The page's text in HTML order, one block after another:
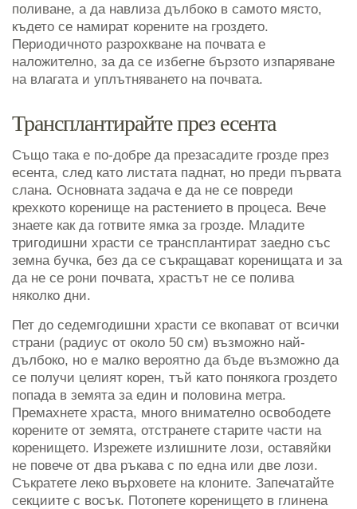
поливане, а да навлиза дълбоко в самото място,
където се намират корените на гроздето.
Периодичното разрохкване на почвата е
наложително, за да се избегне бързото изпаряване
на влагата и уплътняването на почвата.
Трансплантирайте през есента
Също така е по-добре да презасадите грозде през
есента, след като листата паднат, но преди първата
слана. Основната задача е да не се повреди
крехкото коренище на растението в процеса. Вече
знаете как да готвите ямка за грозде. Младите
тригодишни храсти се трансплантират заедно със
земна бучка, без да се съкращават коренищата и за
да не се рони почвата, храстът не се полива
няколко дни.
Пет до седемгодишни храсти се вкопават от всички
страни (радиус от около 50 см) възможно най-
дълбоко, но е малко вероятно да бъде възможно да
се получи целият корен, тъй като понякога гроздето
попада в земята за един и половина метра.
Премахнете храста, много внимателно освободете
корените от земята, отстранете старите части на
коренището. Изрежете излишните лози, оставяйки
не повече от два ръкава с по една или две лози.
Съкратете леко върховете на клоните. Запечатайте
секциите с восък. Потопете коренището в глинена